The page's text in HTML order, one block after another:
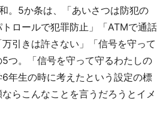
。5か条は、「あいさつは防犯の
ロールで犯罪防止」「ATMで通話
引きは許さない」「信号を守って
つ。「信号を守って守るわたしの
年生の時に考えたという設定の標
らこんなことを言うだろうとイメ